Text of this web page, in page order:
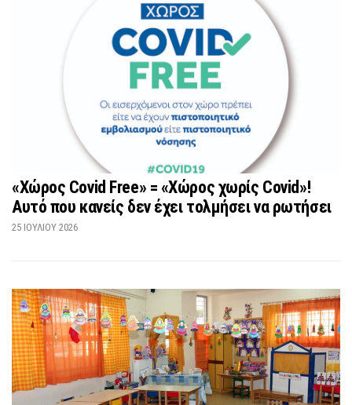
«Χώρος Covid Free» = «Χώρος χωρίς Covid»!
Αυτό που κανείς δεν έχει τολμήσει να ρωτήσει
25 ΙΟΥΛΊΟΥ 2026